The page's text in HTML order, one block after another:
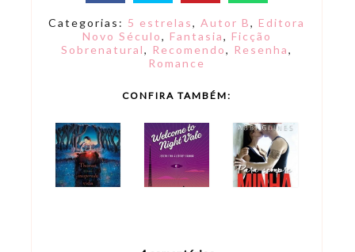
Categorias: 5 estrelas, Autor B, Editora
Novo Século, Fantasia, Ficção
Sobrenatural, Recomendo, Resenha,
Romance
CONFIRA TAMBÉM: